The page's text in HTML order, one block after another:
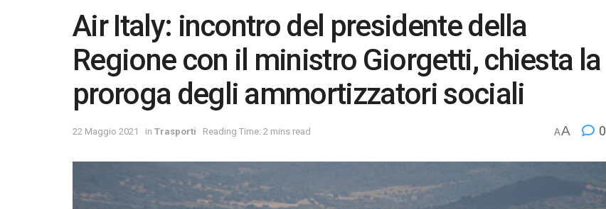
Air Italy: incontro del presidente della
Regione con il ministro Giorgetti, chiesta la
proroga degli ammortizzatori sociali
22 Maggio 2021 in Trasporti Reading Time: 2 mins read AA 0